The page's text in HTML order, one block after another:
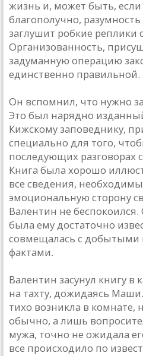
жизнь и, может быть, если
благополучно,
заглушит робкие реплики
Организованность,
задуманную операцию
единственно правильной.
Он вспомнил, что нужно
Это был нарядно
Кижскому заповеднику,
специально для того,
последующих разговорах
Книга была хорошо
все сведения,
эмоциональную сторону
Валентин не
была ему достаточно
совмещалась с добытыми
фактами.
Валентин засунул книгу в
на тахту, дожидаясь
тихо возникла в комнате,
обычно, а лишь
мужа, точно не ожидала
все происходило по